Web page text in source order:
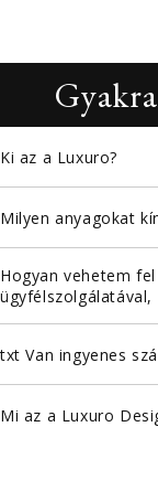
Ki az a Luxuro?
Milyen anyagokat
Hogyan vehetem
ügyfélszolgálatával,
txt Van ingyenes
Mi az a Luxuro